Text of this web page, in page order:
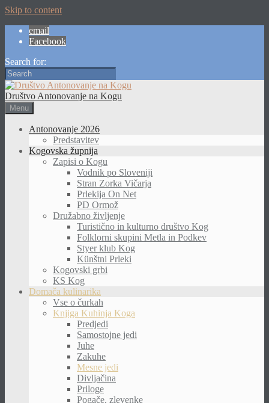
Skip to content
email
Facebook
Search for:
Društvo Antonovanje na Kogu
Menu
Antonovanje 2026
Predstavitev
Kogovska župnija
Zapisi o Kogu
Vodnik po Sloveniji
Stran Zorka Vičarja
Prlekija On Net
PD Ormož
Družabno življenje
Turistično in kulturno društvo Kog
Folklorni skupini Metla in Podkev
Styer klub Kog
Künštni Prleki
Kogovski grbi
KS Kog
Domača kulinarika
Vse o čurkah
Knjiga Kuhinja Koga
Predjedi
Samostojne jedi
Juhe
Zakuhe
Mesne jedi
Divljačina
Priloge
Pogače, zlevenke